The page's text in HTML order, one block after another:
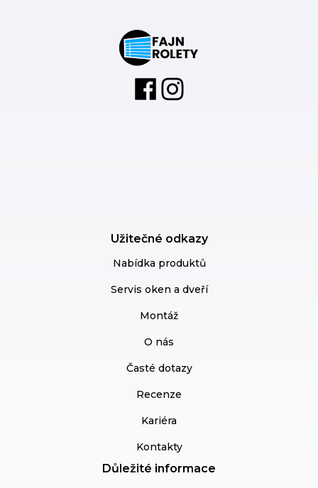
Užitečné odkazy
Nabídka produktů
Servis oken a dveří
Montáž
O nás
Časté dotazy
Recenze
Kariéra
Kontakty
Důležité informace